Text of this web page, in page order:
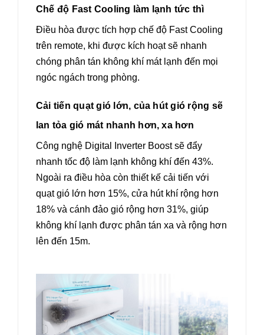
Chế độ Fast Cooling làm lạnh tức thì
Điều hòa được tích hợp chế độ Fast Cooling
trên remote, khi được kích hoạt sẽ nhanh
chóng phân tán không khí mát lạnh đến mọi
ngóc ngách trong phòng.
Cải tiến quạt gió lớn, của hút gió rộng sẽ
lan tỏa gió mát nhanh hơn, xa hơn
Công nghệ Digital Inverter Boost sẽ đẩy
nhanh tốc độ làm lạnh không khí đến 43%.
Ngoài ra điều hòa còn thiết kế cải tiến với
quạt gió lớn hơn 15%, cửa hút khí rộng hơn
18% và cánh đảo gió rộng hơn 31%, giúp
không khí lạnh được phân tán xa và rộng hơn
lên đến 15m.